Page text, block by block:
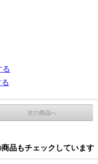
る
次の商品へ
品もチェックしています